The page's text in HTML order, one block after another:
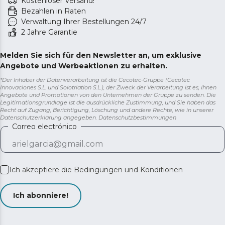
Bezahlen in Raten
Verwaltung Ihrer Bestellungen 24/7
2 Jahre Garantie
Melden Sie sich für den Newsletter an, um exklusive
Angebote und Werbeaktionen zu erhalten.
*Der Inhaber der Datenverarbeitung ist die Cecotec-Gruppe (Cecotec
Innovaciones S.L. und Solotriatlon S.L.), der Zweck der Verarbeitung ist es, Ihnen
Angebote und Promotionen von den Unternehmen der Gruppe zu senden. Die
Legitimationsgrundlage ist die ausdrückliche Zustimmung, und Sie haben das
Recht auf Zugang, Berichtigung, Löschung und andere Rechte, wie in unserer
Datenschutzerklärung angegeben. Datenschutzbestimmungen
Correo electrónico
Ich akzeptiere die Bedingungen und Konditionen
Ich abonniere!